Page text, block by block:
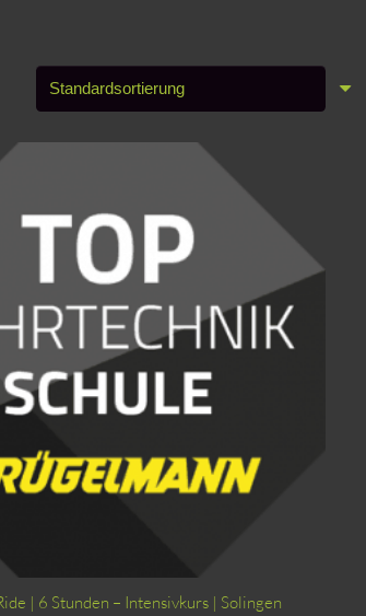
| 6 Stunden – Intensivkurs | Solingen